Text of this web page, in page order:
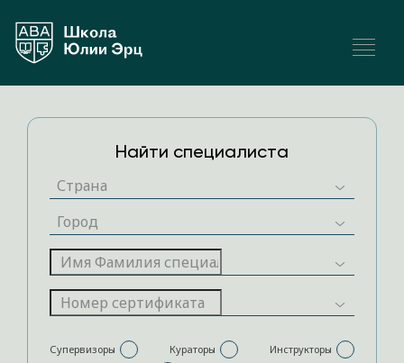
Найти специалиста
Супервизоры Кураторы
Инструкторы